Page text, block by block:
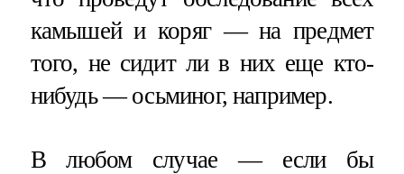
камышей и коряг — на предмет
того, не сидит ли в них еще кто-
нибудь — осьминог, например.
В любом случае — если бы